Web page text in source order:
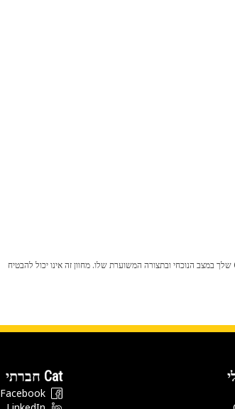
כל שינוי בתצורת היצרן עלול לגרום לכך שהמוצר לא יתאים לציוד ה-Cat שלך. אנא התייעץ עם סוכן ה-Cat שלך לפני הרכישה כדי לוודא שחלק זה מתאים לציוד ה-Cat שלך במצב הנוכחי ובתצורה המשוערת שלו. מחוון זה אינו יכול להבטיח
Cat חברתי
Facebook